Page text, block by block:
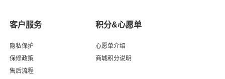
客户服务
隐私保护
保修政策
售后流程
积分&心愿单
心愿单介绍
商城积分说明